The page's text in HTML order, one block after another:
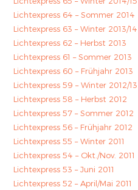
Lichtexpress 64 – Sommer 2014
Lichtexpress 63 – Winter 2013/14
Lichtexpress 62 – Herbst 2013
Lichtexpress 61 – Sommer 2013
Lichtexpress 60 – Frühjahr 2013
Lichtexpress 59 – Winter 2012/13
Lichtexpress 58 – Herbst 2012
Lichtexpress 57 – Sommer 2012
Lichtexpress 56 – Frühjahr 2012
Lichtexpress 55 – Winter 2011
Lichtexpress 54 – Okt./Nov. 2011
Lichtexpress 53 – Juni 2011
Lichtexpress 52 – April/Mai 2011